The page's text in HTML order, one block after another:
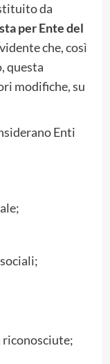
da
per Ente del
che, così
questa
modifiche, su
Enti
riconosciute;